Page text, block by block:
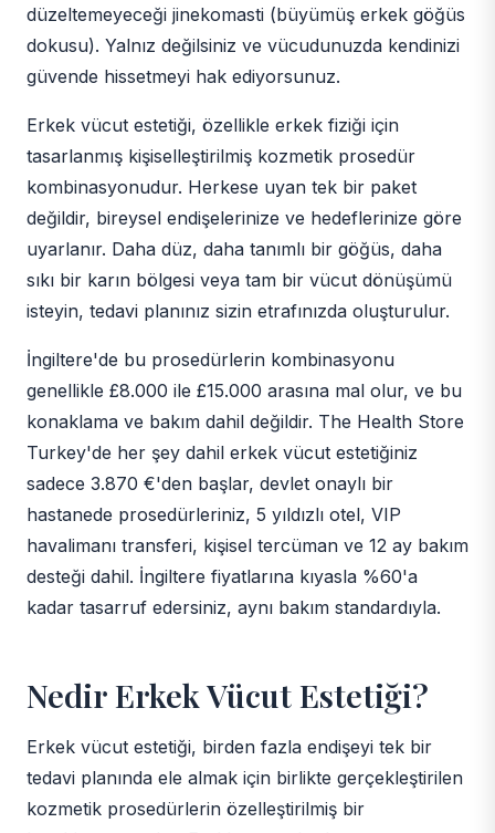
düzeltemeyeceği jinekomasti (büyümüş erkek göğüs
dokusu). Yalnız değilsiniz ve vücudunuzda kendinizi
güvende hissetmeyi hak ediyorsunuz.
Erkek vücut estetiği, özellikle erkek fiziği için
tasarlanmış kişiselleştirilmiş kozmetik prosedür
kombinasyonudur. Herkese uyan tek bir paket
değildir, bireysel endişelerinize ve hedeflerinize göre
uyarlanır. Daha düz, daha tanımlı bir göğüs, daha
sıkı bir karın bölgesi veya tam bir vücut dönüşümü
isteyin, tedavi planınız sizin etrafınızda oluşturulur.
İngiltere'de bu prosedürlerin kombinasyonu
genellikle £8.000 ile £15.000 arasına mal olur, ve bu
konaklama ve bakım dahil değildir. The Health Store
Turkey'de her şey dahil erkek vücut estetiğiniz
sadece 3.870 €'den başlar, devlet onaylı bir
hastanede prosedürleriniz, 5 yıldızlı otel, VIP
havalimanı transferi, kişisel tercüman ve 12 ay bakım
desteği dahil. İngiltere fiyatlarına kıyasla %60'a
kadar tasarruf edersiniz, aynı bakım standardıyla.
Nedir Erkek Vücut Estetiği?
Erkek vücut estetiği, birden fazla endişeyi tek bir
tedavi planında ele almak için birlikte gerçekleştirilen
kozmetik prosedürlerin özelleştirilmiş bir